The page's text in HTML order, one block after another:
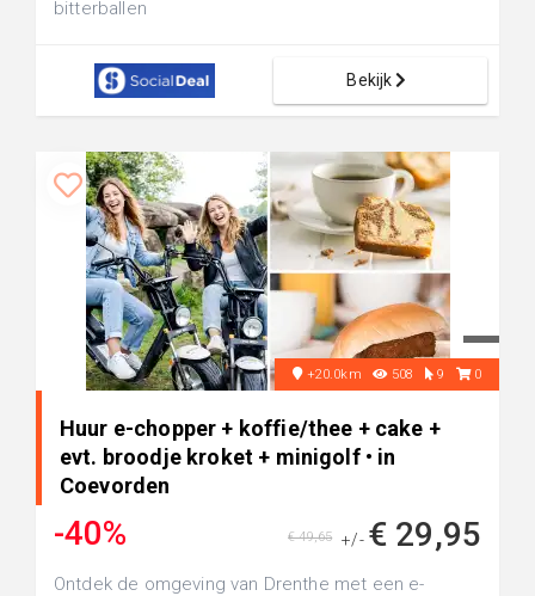
bitterballen
Bekijk
+20.0km 508 9 0
Huur e-chopper + koffie/thee + cake +
evt. broodje kroket + minigolf • in
Coevorden
-40% +/- € 29,95
€ 49,65
Ontdek de omgeving van Drenthe met een e-